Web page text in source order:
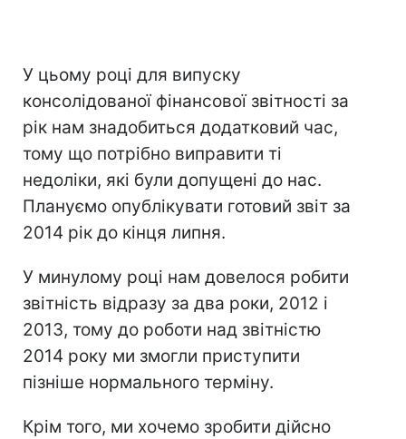
У цьому році для випуску
консолідованої фінансової звітності за
рік нам знадобиться додатковий час,
тому що потрібно виправити ті
недоліки, які були допущені до нас.
Плануємо опублікувати готовий звіт за
2014 рік до кінця липня.
У минулому році нам довелося робити
звітність відразу за два роки, 2012 і
2013, тому до роботи над звітністю
2014 року ми змогли приступити
пізніше нормального терміну.
Крім того, ми хочемо зробити дійсно